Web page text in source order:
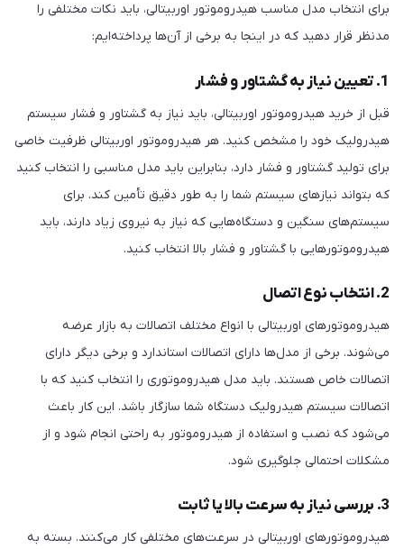
برای انتخاب مدل مناسب هیدروموتور اوربیتالی، باید نکات مختلفی را
مدنظر قرار دهید که در اینجا به برخی از آن‌ها پرداخته‌ایم:
1. تعیین نیاز به گشتاور و فشار
قبل از خرید هیدروموتور اوربیتالی، باید نیاز به گشتاور و فشار سیستم
هیدرولیک خود را مشخص کنید. هر هیدروموتور اوربیتالی ظرفیت خاصی
برای تولید گشتاور و فشار دارد، بنابراین باید مدل مناسبی را انتخاب کنید
که بتواند نیازهای سیستم شما را به طور دقیق تأمین کند. برای
سیستم‌های سنگین و دستگاه‌هایی که نیاز به نیروی زیاد دارند، باید
هیدروموتورهایی با گشتاور و فشار بالا انتخاب کنید.
2. انتخاب نوع اتصال
هیدروموتورهای اوربیتالی با انواع مختلف اتصالات به بازار عرضه
می‌شوند. برخی از مدل‌ها دارای اتصالات استاندارد و برخی دیگر دارای
اتصالات خاص هستند. باید مدل هیدروموتوری را انتخاب کنید که با
اتصالات سیستم هیدرولیک دستگاه شما سازگار باشد. این کار باعث
می‌شود که نصب و استفاده از هیدروموتور به راحتی انجام شود و از
مشکلات احتمالی جلوگیری شود.
3. بررسی نیاز به سرعت بالا یا ثابت
هیدروموتورهای اوربیتالی در سرعت‌های مختلفی کار می‌کنند. بسته به